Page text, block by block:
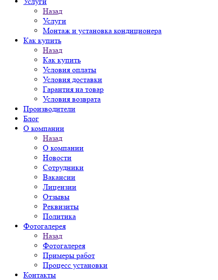
Назад
Услуги
Монтаж и установка кондиционера
Как купить
Назад
Как купить
Условия оплаты
Условия доставки
Гарантия на товар
Условия возврата
Производители
Блог
О компании
Назад
О компании
Новости
Сотрудники
Вакансии
Лицензии
Отзывы
Реквизиты
Политика
Фотогалерея
Назад
Фотогалерея
Примеры работ
Процесс установки
Контакты